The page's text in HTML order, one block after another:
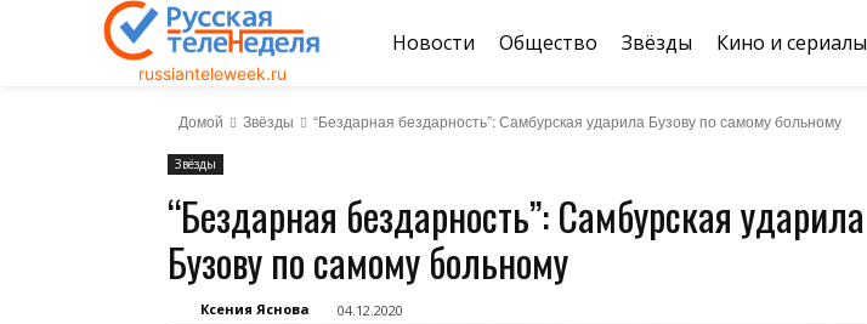
russianteleweek.ru
Новости Общество Звёзды Кино и сериалы
Домой Звёзды “Бездарная бездарность”: Самбурская ударила Бузову по самому больному
Звёзды
“Бездарная бездарность”: Самбурская ударила
Бузову по самому больному
Ксения Яснова 04.12.2020